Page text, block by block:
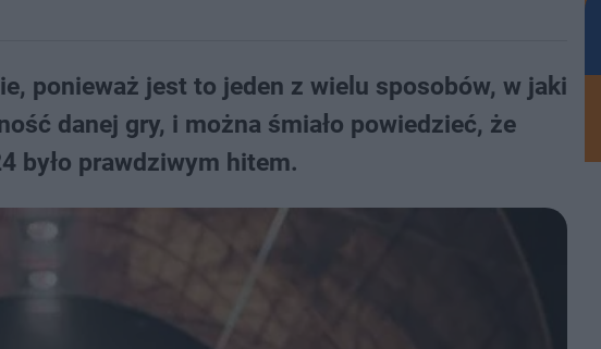
ponieważ jest to jeden z wielu sposobów, w jaki
danej gry, i można śmiało powiedzieć, że
było prawdziwym hitem.